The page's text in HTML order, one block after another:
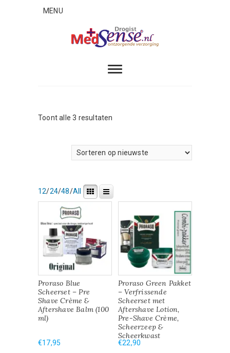
MENU
Toont alle 3 resultaten
12/24/48/All
Proraso Blue
Scheerset – Pre
Shave Crème &
Aftershave Balm (100
ml)
€17,95
Proraso Green Pakket
– Verfrissende
Scheerset met
Aftershave Lotion,
Pre-Shave Crème,
Scheerzeep &
Scheerkwast
€22,90